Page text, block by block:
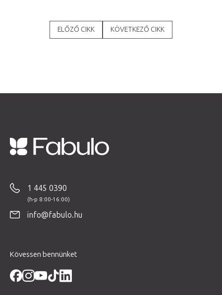
ELŐZŐ CIKK KÖVETKEZŐ CIKK
1 445 0390
info@fabulo.hu
Kövessen bennünket